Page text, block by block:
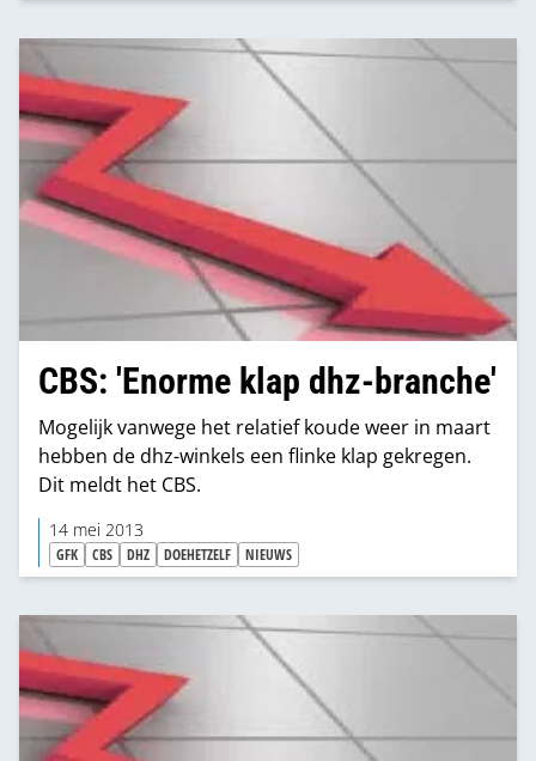
CBS: 'Enorme klap dhz-branche'
Mogelijk vanwege het relatief koude weer in maart
hebben de dhz-winkels een flinke klap gekregen.
Dit meldt het CBS.
14 mei 2013
GFK CBS DHZ DOEHETZELF NIEUWS